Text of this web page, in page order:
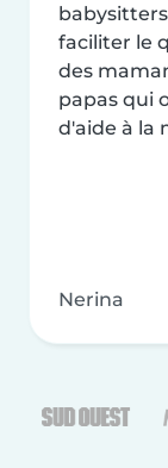
faciliter le
des
papas qui
d'aide à la
Nerina